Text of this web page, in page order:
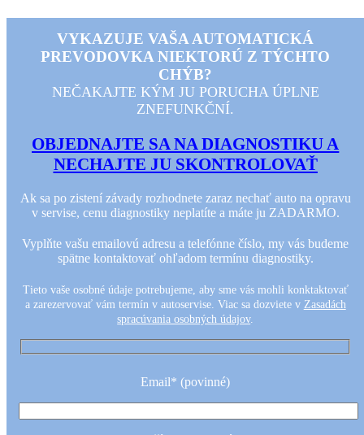
VYKAZUJE VAŠA AUTOMATICKÁ
PREVODOVKA NIEKTORÚ Z TÝCHTO
CHÝB?
NEČAKAJTE KÝM JU PORUCHA ÚPLNE
ZNEFUNKČNÍ.
OBJEDNAJTE SA NA DIAGNOSTIKU A
NECHAJTE JU SKONTROLOVAŤ
Ak sa po zistení závady rozhodnete zaraz nechať auto na opravu
v servise, cenu diagnostiky neplatíte a máte ju ZADARMO.
Vyplňte vašu emailovú adresu a telefónne číslo, my vás budeme
spätne kontaktovať ohľadom termínu diagnostiky.
Tieto vaše osobné údaje potrebujeme, aby sme vás mohli konktaktovať
a zarezervovať vám termín v autoservise. Viac sa dozviete v Zasadách
spracúvania osobných údajov.
Email* (povinné)